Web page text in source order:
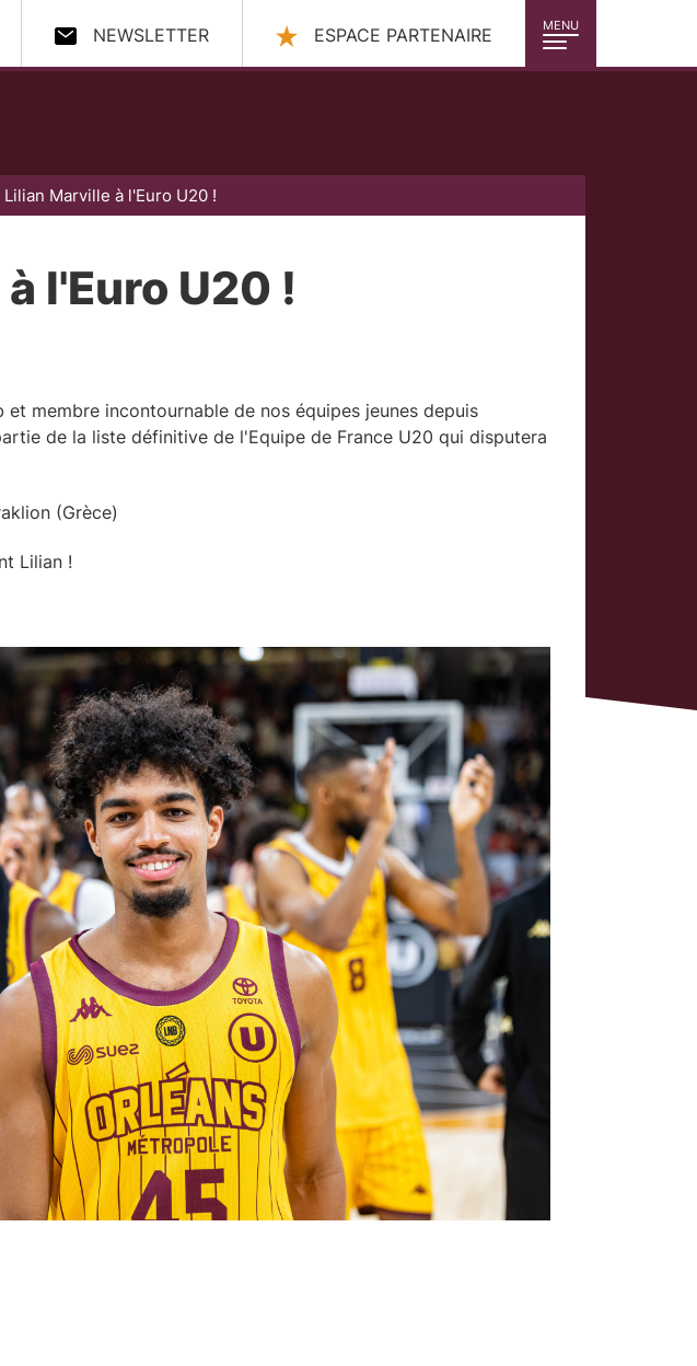
MENU
NEWSLETTER ESPACE PARTENAIRE
Lilian Marville à l'Euro U20 !
l'Euro U20 !
et membre incontournable de nos équipes jeunes depuis
de la liste définitive de l'Equipe de France U20 qui disputera
(Grèce)
Lilian !